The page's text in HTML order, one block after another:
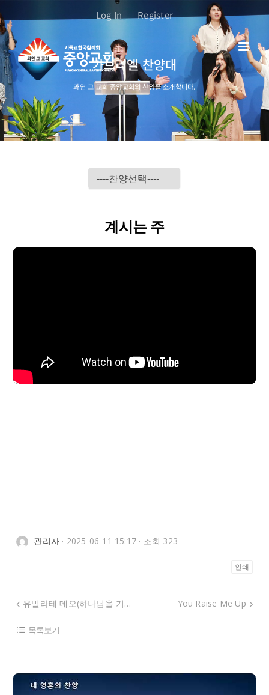
텐
츠
로
건
너
뛰
기
Log In Register
가브리엘 찬양대
과연 그 교회 중앙교회의 찬양을 소개합니다.
계시는 주
관리자 · 2025-06-11 15:17 · 조회 323
인쇄
유빌라테 데오(하나님을 기뻐하라) You Raise Me Up
목록보기